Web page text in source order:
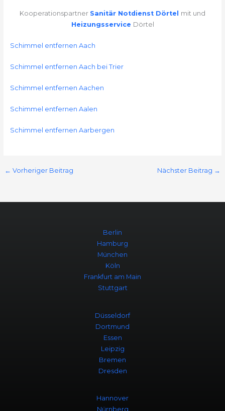
Kooperationspartner Sanitär Notdienst Dörtel mit und
Heizungsservice Dörtel
Schimmel entfernen Aach
Schimmel entfernen Aach bei Trier
Schimmel entfernen Aachen
Schimmel entfernen Aalen
Schimmel entfernen Aarbergen
← Vorheriger Beitrag Nächster Beitrag →
Berlin
Hamburg
München
Köln
Frankfurt am Main
Stuttgart
Düsseldorf
Dortmund
Essen
Leipzig
Bremen
Dresden
Hannover
Nürnberg